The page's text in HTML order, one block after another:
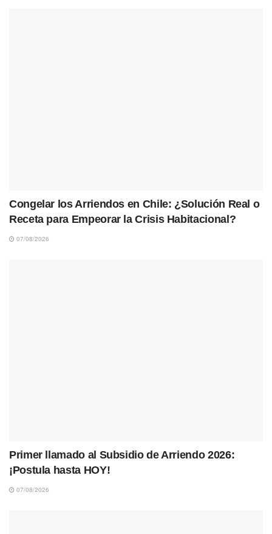
Congelar los Arriendos en Chile: ¿Solución Real o
Receta para Empeorar la Crisis Habitacional?
07/08/2026
Primer llamado al Subsidio de Arriendo 2026:
¡Postula hasta HOY!
07/08/2026